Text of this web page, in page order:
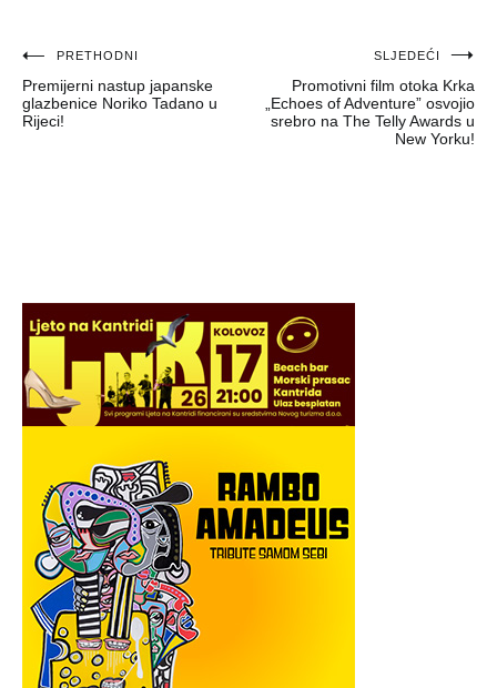
Navigacija
objava
PRETHODNI
Premijerni nastup japanske
glazbenice Noriko Tadano u
Rijeci!
SLJEDEĆI
Promotivni film otoka Krka
„Echoes of Adventure” osvojio
srebro na The Telly Awards u
New Yorku!